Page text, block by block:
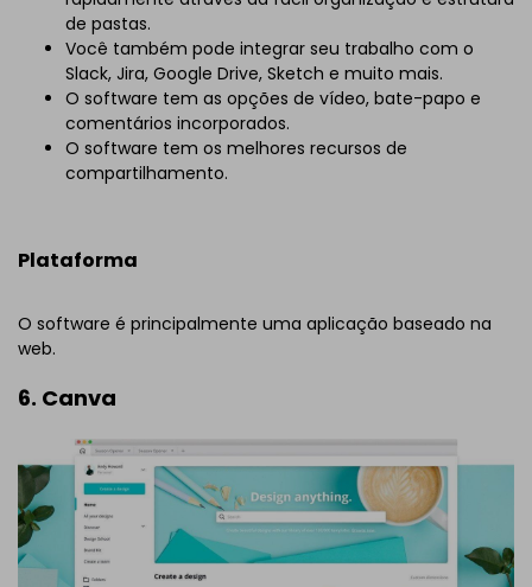
de pastas.
Você também pode integrar seu trabalho com o
Slack, Jira, Google Drive, Sketch e muito mais.
O software tem as opções de vídeo, bate-papo e
comentários incorporados.
O software tem os melhores recursos de
compartilhamento.
Plataforma
O software é principalmente uma aplicação baseado na
web.
6. Canva